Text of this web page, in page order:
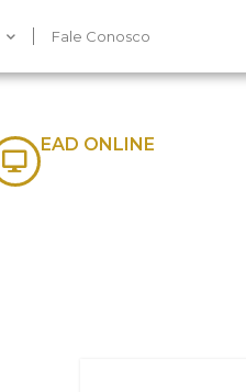
Fale Conosco
EAD ONLINE